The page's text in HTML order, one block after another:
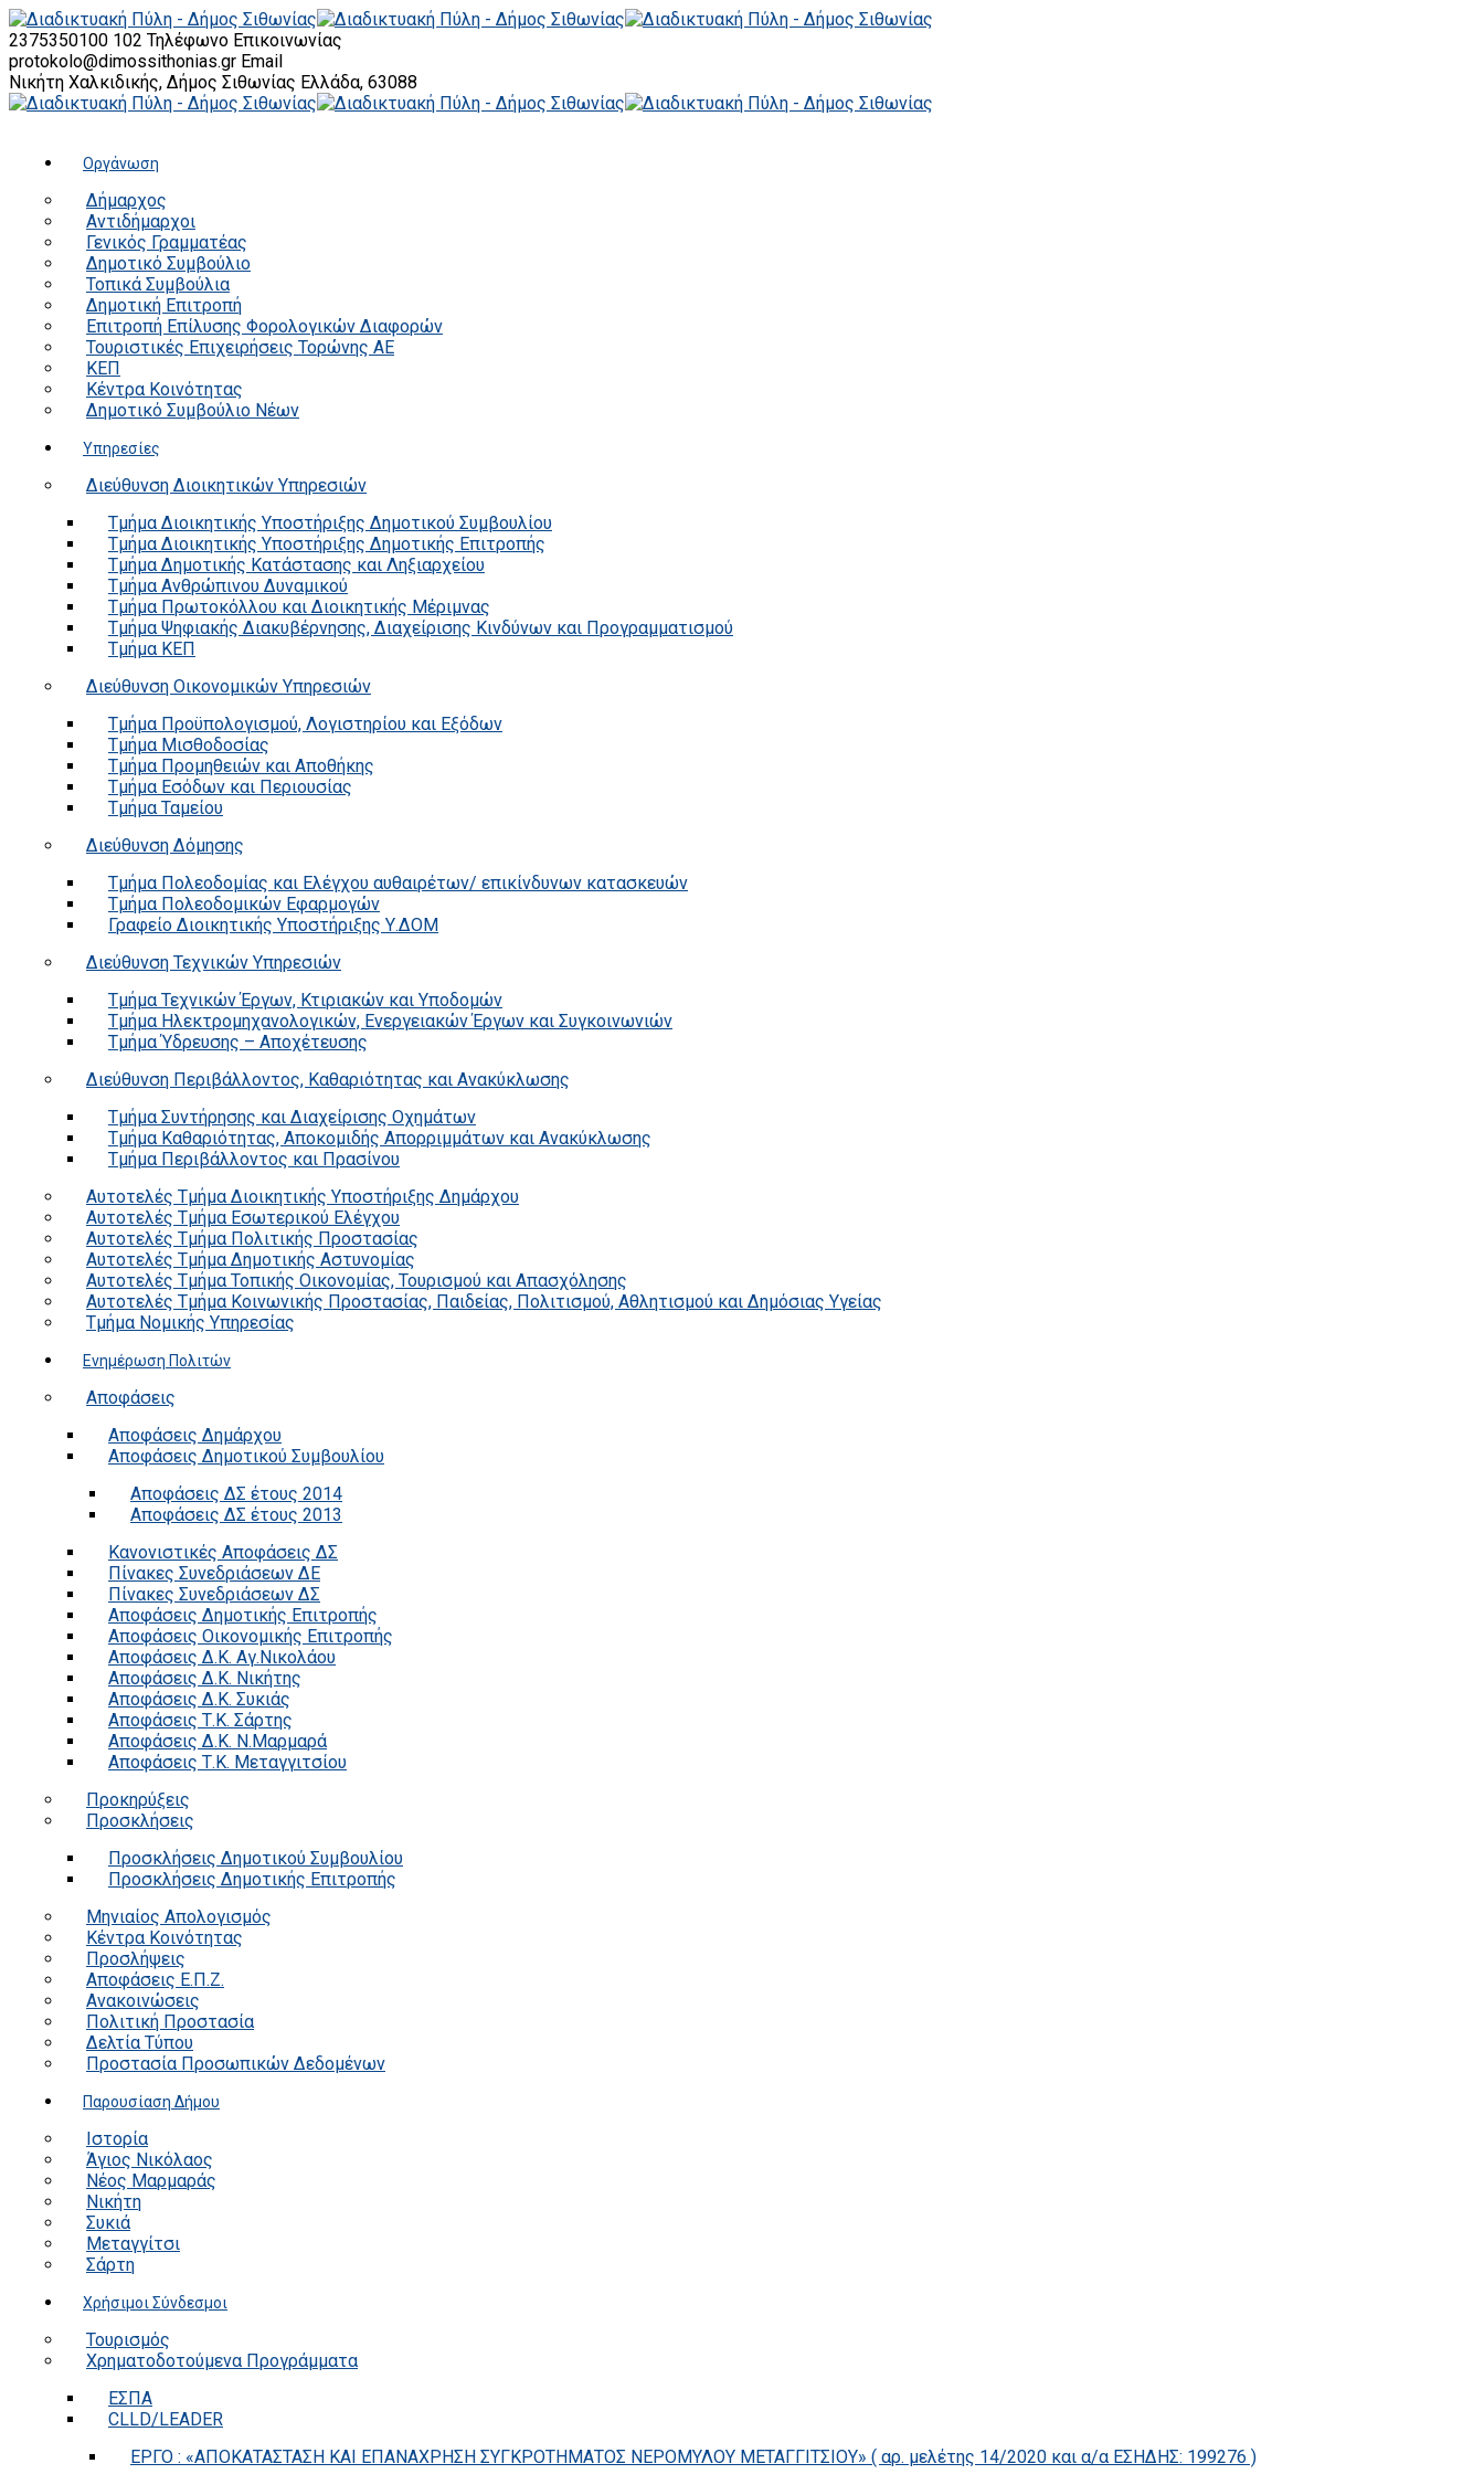
2375350100 102 Τηλέφωνο Επικοινωνίας
protokolo@dimossithonias.gr Email
Νικήτη Χαλκιδικής, Δήμος Σιθωνίας Ελλάδα, 63088
Οργάνωση
Δήμαρχος
Αντιδήμαρχοι
Γενικός Γραμματέας
Δημοτικό Συμβούλιο
Τοπικά Συμβούλια
Δημοτική Επιτροπή
Επιτροπή Επίλυσης Φορολογικών Διαφορών
Τουριστικές Επιχειρήσεις Τορώνης ΑΕ
ΚΕΠ
Κέντρα Κοινότητας
Δημοτικό Συμβούλιο Νέων
Υπηρεσίες
Διεύθυνση Διοικητικών Υπηρεσιών
Τμήμα Διοικητικής Υποστήριξης Δημοτικού Συμβουλίου
Τμήμα Διοικητικής Υποστήριξης Δημοτικής Επιτροπής
Τμήμα Δημοτικής Κατάστασης και Ληξιαρχείου
Τμήμα Ανθρώπινου Δυναμικού
Τμήμα Πρωτοκόλλου και Διοικητικής Μέριμνας
Τμήμα Ψηφιακής Διακυβέρνησης, Διαχείρισης Κινδύνων και Προγραμματισμού
Τμήμα ΚΕΠ
Διεύθυνση Οικονομικών Υπηρεσιών
Τμήμα Προϋπολογισμού, Λογιστηρίου και Εξόδων
Τμήμα Μισθοδοσίας
Τμήμα Προμηθειών και Αποθήκης
Τμήμα Εσόδων και Περιουσίας
Τμήμα Ταμείου
Διεύθυνση Δόμησης
Τμήμα Πολεοδομίας και Ελέγχου αυθαιρέτων/ επικίνδυνων κατασκευών
Τμήμα Πολεοδομικών Εφαρμογών
Γραφείο Διοικητικής Υποστήριξης Υ.ΔΟΜ
Διεύθυνση Τεχνικών Υπηρεσιών
Τμήμα Τεχνικών Έργων, Κτιριακών και Υποδομών
Τμήμα Ηλεκτρομηχανολογικών, Ενεργειακών Έργων και Συγκοινωνιών
Τμήμα Ύδρευσης – Αποχέτευσης
Διεύθυνση Περιβάλλοντος, Καθαριότητας και Ανακύκλωσης
Τμήμα Συντήρησης και Διαχείρισης Οχημάτων
Τμήμα Καθαριότητας, Αποκομιδής Απορριμμάτων και Ανακύκλωσης
Τμήμα Περιβάλλοντος και Πρασίνου
Αυτοτελές Τμήμα Διοικητικής Υποστήριξης Δημάρχου
Αυτοτελές Τμήμα Εσωτερικού Ελέγχου
Αυτοτελές Τμήμα Πολιτικής Προστασίας
Αυτοτελές Τμήμα Δημοτικής Αστυνομίας
Αυτοτελές Τμήμα Τοπικής Οικονομίας, Τουρισμού και Απασχόλησης
Αυτοτελές Τμήμα Κοινωνικής Προστασίας, Παιδείας, Πολιτισμού, Αθλητισμού και Δημόσιας Υγείας
Τμήμα Νομικής Υπηρεσίας
Ενημέρωση Πολιτών
Αποφάσεις
Αποφάσεις Δημάρχου
Αποφάσεις Δημοτικού Συμβουλίου
Αποφάσεις ΔΣ έτους 2014
Αποφάσεις ΔΣ έτους 2013
Κανονιστικές Αποφάσεις ΔΣ
Πίνακες Συνεδριάσεων ΔΕ
Πίνακες Συνεδριάσεων ΔΣ
Αποφάσεις Δημοτικής Επιτροπής
Αποφάσεις Οικονομικής Επιτροπής
Αποφάσεις Δ.Κ. Αγ.Νικολάου
Αποφάσεις Δ.Κ. Νικήτης
Αποφάσεις Δ.Κ. Συκιάς
Αποφάσεις Τ.Κ. Σάρτης
Αποφάσεις Δ.Κ. Ν.Μαρμαρά
Αποφάσεις Τ.Κ. Μεταγγιτσίου
Προκηρύξεις
Προσκλήσεις
Προσκλήσεις Δημοτικού Συμβουλίου
Προσκλήσεις Δημοτικής Επιτροπής
Μηνιαίος Απολογισμός
Κέντρα Κοινότητας
Προσλήψεις
Αποφάσεις Ε.Π.Ζ.
Ανακοινώσεις
Πολιτική Προστασία
Δελτία Τύπου
Προστασία Προσωπικών Δεδομένων
Παρουσίαση Δήμου
Ιστορία
Άγιος Νικόλαος
Νέος Μαρμαράς
Νικήτη
Συκιά
Μεταγγίτσι
Σάρτη
Χρήσιμοι Σύνδεσμοι
Τουρισμός
Χρηματοδοτούμενα Προγράμματα
ΕΣΠΑ
CLLD/LEADER
ΕΡΓΟ : «ΑΠΟΚΑΤΑΣΤΑΣΗ ΚΑΙ ΕΠΑΝΑΧΡΗΣΗ ΣΥΓΚΡΟΤΗΜΑΤΟΣ ΝΕΡΟΜΥΛΟΥ ΜΕΤΑΓΓΙΤΣΙΟΥ» ( αρ. μελέτης 14/2020 και α/α ΕΣΗΔΗΣ: 199276 )